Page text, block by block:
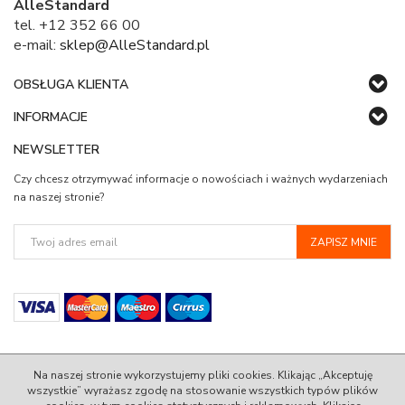
AlleStandard
tel. +12 352 66 00
e-mail: sklep@AlleStandard.pl
OBSŁUGA KLIENTA
INFORMACJE
NEWSLETTER
Czy chcesz otrzymywać informacje o nowościach i ważnych wydarzeniach
na naszej stronie?
Na naszej stronie wykorzystujemy pliki cookies. Klikając „Akceptuję
wszystkie” wyrażasz zgodę na stosowanie wszystkich typów plików